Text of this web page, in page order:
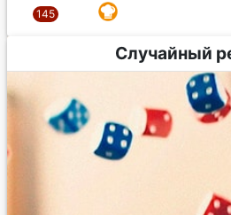
Случайный